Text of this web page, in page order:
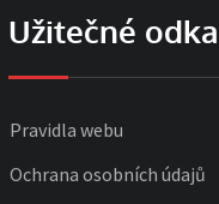
Užitečné
Pravidla webu
Ochrana osobních údajů